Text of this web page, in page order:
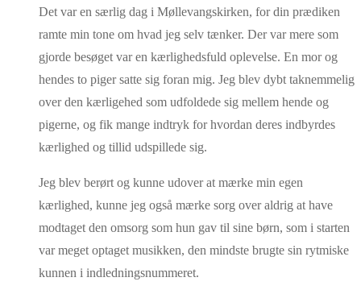
Det var en særlig dag i Møllevangskirken, for din prædiken
ramte min tone om hvad jeg selv tænker. Der var mere som
gjorde besøget var en kærlighedsfuld oplevelse. En mor og
hendes to piger satte sig foran mig. Jeg blev dybt taknemmelig
over den kærligehed som udfoldede sig mellem hende og
pigerne, og fik mange indtryk for hvordan deres indbyrdes
kærlighed og tillid udspillede sig.
Jeg blev berørt og kunne udover at mærke min egen
kærlighed, kunne jeg også mærke sorg over aldrig at have
modtaget den omsorg som hun gav til sine børn, som i starten
var meget optaget musikken, den mindste brugte sin rytmiske
kunnen i indledningsnummeret.